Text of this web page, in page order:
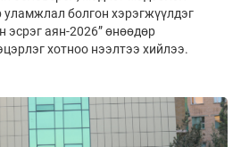
уламжлал болгон хэрэгжүүлдэг
эсрэг аян-2026” өнөөдөр
хотноо нээлтээ хийлээ.